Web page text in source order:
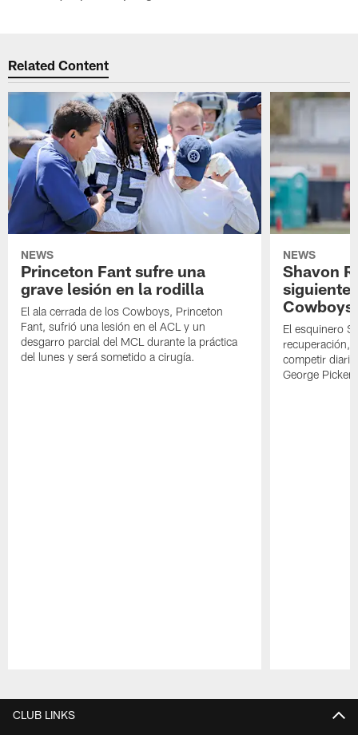
Related Content
NEWS
Princeton Fant sufre una
grave lesión en la rodilla
El ala cerrada de los Cowboys, Princeton
Fant, sufrió una lesión en el ACL y un
desgarro parcial del MCL durante la práctica
del lunes y será sometido a cirugía.
NEWS
Shavon
siguiente
Cowboys
El esquinero
recuperación,
competir
George
CLUB LINKS